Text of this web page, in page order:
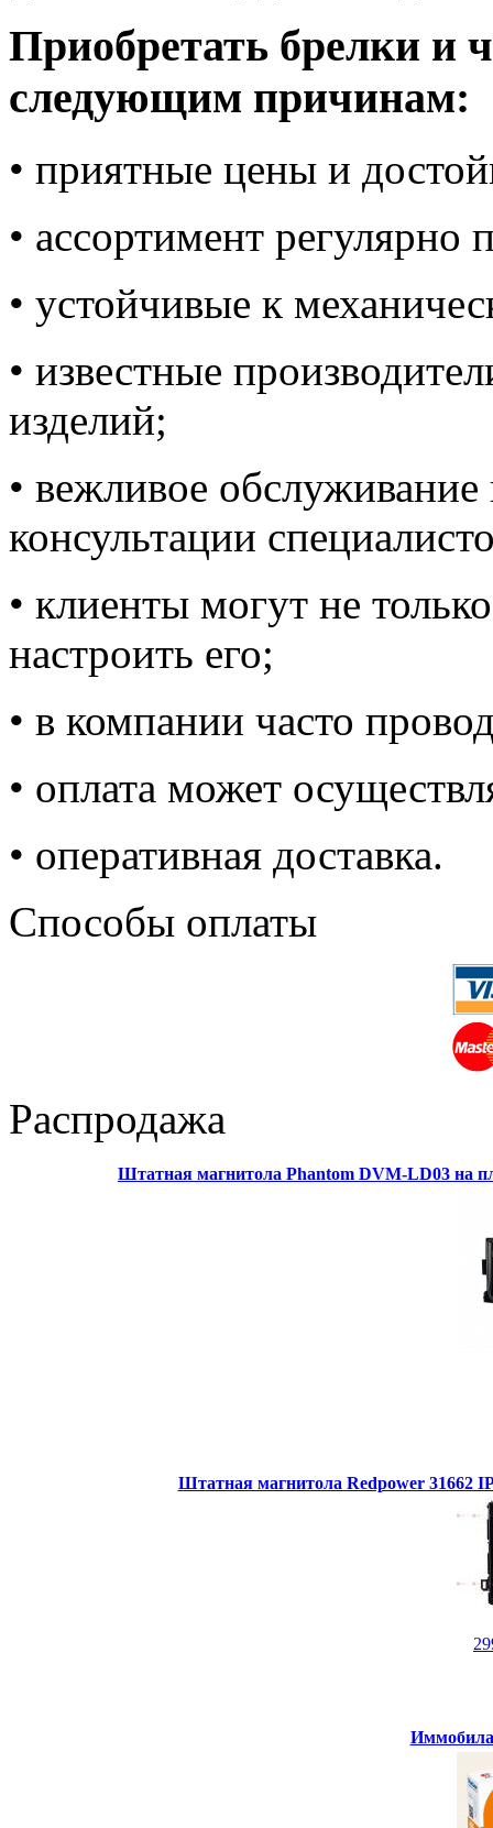
Приобретать брелки и
следующим причинам:
• приятные цены и
• ассортимент регулярно
• устойчивые к
• известные
изделий;
• вежливое
консультации
• клиенты могут не
настроить его;
• в компании часто
• оплата может
• оперативная доставка.
Способы оплаты
Распродажа
Штатная магнитола Phantom DVM-LD03 на
Штатная магнитола Redpower 31662